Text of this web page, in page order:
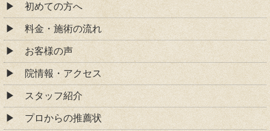
初めての方へ
料金・施術の流れ
お客様の声
院情報・アクセス
スタッフ紹介
プロからの推薦状